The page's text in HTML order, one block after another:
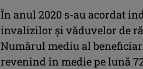
În anul 2020 s-au acordat
invalizilor şi văduvelor de
Numărul mediu al
revenind în medie pe lună